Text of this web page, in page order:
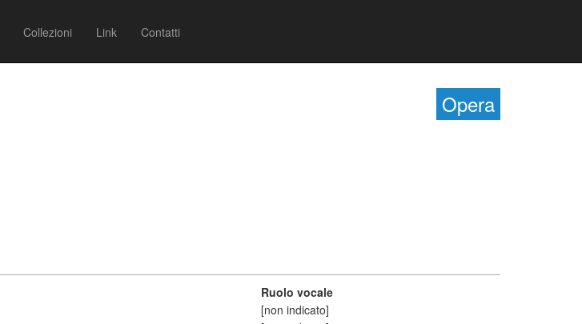
Collezioni Link Contatti
Opera
Ruolo vocale
[non indicato]